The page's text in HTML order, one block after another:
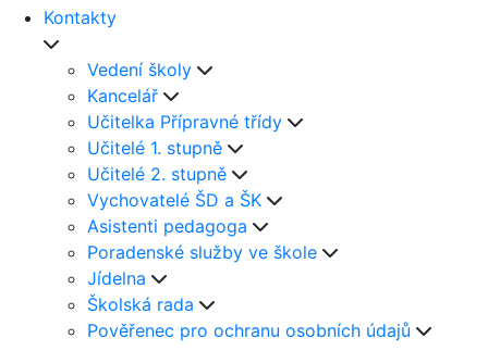
Kontakty
Vedení školy
Kancelář
Učitelka Přípravné třídy
Učitelé 1. stupně
Učitelé 2. stupně
Vychovatelé ŠD a ŠK
Asistenti pedagoga
Poradenské služby ve škole
Jídelna
Školská rada
Pověřenec pro ochranu osobních údajů